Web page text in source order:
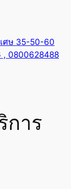
เศษ 35-50-60
, 0800628488
การ